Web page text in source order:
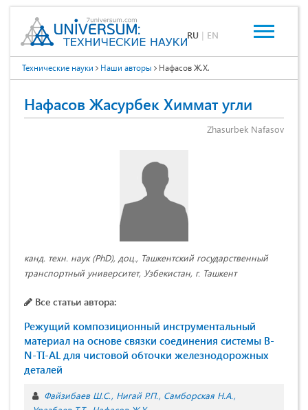
RU | EN
Технические науки Наши авторы Нафасов Ж.Х.
Нафасов Жасурбек Химмат угли
Zhasurbek Nafasov
канд. техн. наук (PhD), доц., Ташкентский государственный
транспортный университет, Узбекистан, г. Ташкент
Все статьи автора:
Режущий композиционный инструментальный
материал на основе связки соединения системы B-
N-TI-AL для чистовой обточки железнодорожных
деталей
Файзибаев Ш.С. Нигай Р.П. Самборская Н.А.